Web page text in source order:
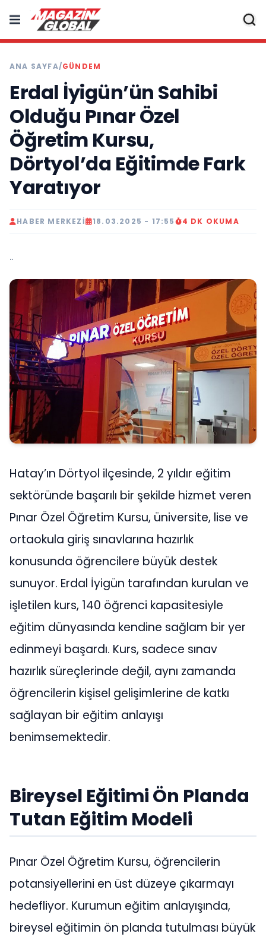
ANA SAYFA/GÜNDEM
Erdal İyigün’ün Sahibi
Olduğu Pınar Özel
Öğretim Kursu,
Dörtyol’da Eğitimde Fark
Yaratıyor
HABER MERKEZI 18.03.2025 - 17:55 4 DK OKUMA
..
Hatay’ın Dörtyol ilçesinde, 2 yıldır eğitim
sektöründe başarılı bir şekilde hizmet veren
Pınar Özel Öğretim Kursu, üniversite, lise ve
ortaokula giriş sınavlarına hazırlık
konusunda öğrencilere büyük destek
sunuyor. Erdal İyigün tarafından kurulan ve
işletilen kurs, 140 öğrenci kapasitesiyle
eğitim dünyasında kendine sağlam bir yer
edinmeyi başardı. Kurs, sadece sınav
hazırlık süreçlerinde değil, aynı zamanda
öğrencilerin kişisel gelişimlerine de katkı
sağlayan bir eğitim anlayışı
benimsemektedir.
Bireysel Eğitimi Ön Planda
Tutan Eğitim Modeli
Pınar Özel Öğretim Kursu, öğrencilerin
potansiyellerini en üst düzeye çıkarmayı
hedefliyor. Kurumun eğitim anlayışında,
bireysel eğitimin ön planda tutulması büyük